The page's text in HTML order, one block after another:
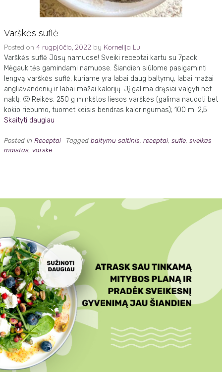
Varškės suflė
Posted on 4 rugpjūčio, 2022 by Kornelija Lu
Varškės suflė Jūsų namuose! Sveiki receptai kartu su 7pack.
Mėgaukitės gamindami namuose. Šiandien siūlome pasigaminti
lengvą varškės suflė, kuriame yra labai daug baltymų, labai mažai
angliavandenių ir labai mažai kalorijų. Jį galima drąsiai valgyti net
naktį. 🙂 Reikės: 250 g minkštos liesos varškės (galima naudoti bet
kokio riebumo, tuomet keisis bendras kaloringumas); 100 ml 2,5
Skaityti daugiau
Posted in Receptai Tagged baltymu saltinis, receptai, sufle, sveikas
maistas, varske